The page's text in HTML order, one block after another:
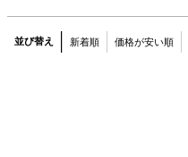
並び替え 新着順 価格が安い順